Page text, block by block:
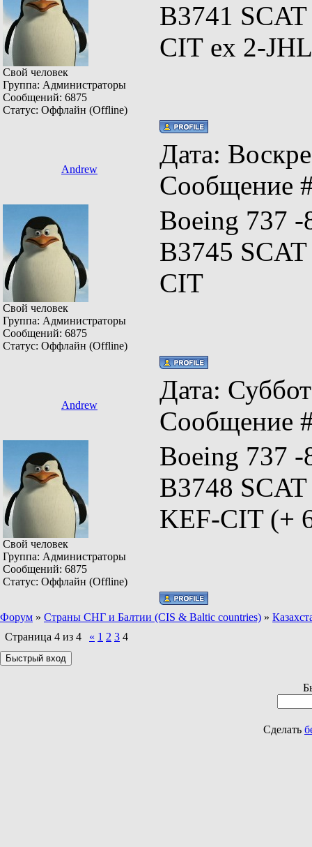
Свой человек
Группа: Администраторы
Сообщений: 6875
Статус: Оффлайн (Offline)
B3741
CIT ex 2-
Andrew
Дата:
Сообщение
Свой человек
Группа: Администраторы
Сообщений: 6875
Статус: Оффлайн (Offline)
Boeing 737 -
B3745
CIT
Andrew
Дата:
Сообщение
Свой человек
Группа: Администраторы
Сообщений: 6875
Статус: Оффлайн (Offline)
Boeing 737 -
B3748
KEF-CIT (+
Форум » Страны СНГ и Балтии (CIS & Baltic countries) »
Страница 4 из 4 « 1 2 3 4
Сделать